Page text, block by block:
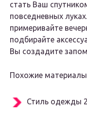
стать Ваш
повседневных
примеривайте
подбирайте
Вы создадите
Похожие
Стиль одежды